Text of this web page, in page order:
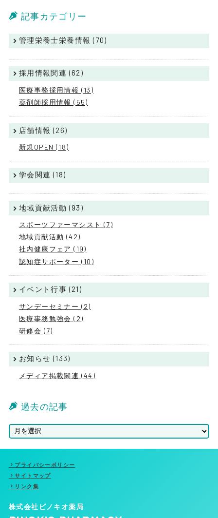
記事カテゴリー
管理栄養士栄養情報 (70)
採用情報関連 (62)
医療事務採用情報 (13)
薬剤師採用情報 (55)
店舗情報 (26)
新規OPEN (18)
学会関連 (18)
地域貢献活動 (93)
スポーツファーマシスト (7)
地域貢献活動 (42)
社内健康フェア (19)
認知症サポーター (10)
イベント行事 (21)
サンデーセミナー (2)
医療事務勉強会 (2)
研修会 (7)
お知らせ (133)
メディア掲載関連 (44)
過去の記事
プライバシーポリシー
サイトマップ
リンク集
株式会社ピノキオ薬局